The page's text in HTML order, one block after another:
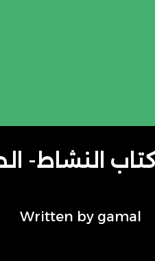
النشاط-
Written by gamal